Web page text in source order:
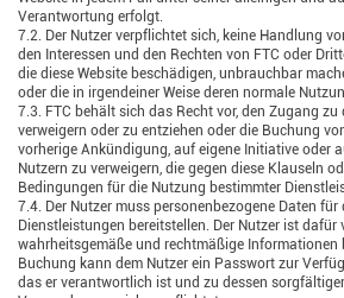
Verantwortung erfolgt.
7.2. Der Nutzer verpflichtet sich, keine Handlung
den Interessen und den Rechten von FTC oder
die diese Website beschädigen, unbrauchbar
oder die in irgendeiner Weise deren normale
7.3. FTC behält sich das Recht vor, den Zugang zu
verweigern oder zu entziehen oder die Buchung
vorherige Ankündigung, auf eigene Initiative oder
Nutzern zu verweigern, die gegen diese Klauseln
Bedingungen für die Nutzung bestimmter
7.4. Der Nutzer muss personenbezogene Daten
Dienstleistungen bereitstellen. Der Nutzer ist dafür
wahrheitsgemäße und rechtmäßige Informationen
Buchung kann dem Nutzer ein Passwort zur
das er verantwortlich ist und zu dessen